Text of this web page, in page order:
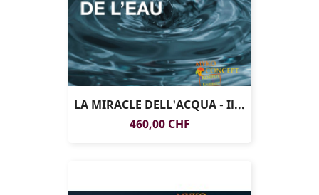
LA MIRACLE DELL'ACQUA - Il...
Prezzo
460,00 CHF